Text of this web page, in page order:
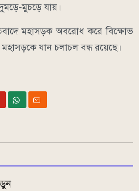
মুচড়ে যায়।
মহাসড়ক অবরোধ করে বিক্ষোভ
মহাসড়কে যান চলাচল বন্ধ রয়েছে।